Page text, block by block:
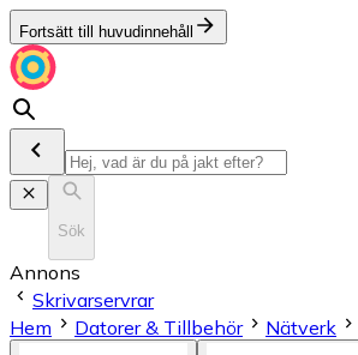
Fortsätt till huvudinnehåll
Sök
Annons
Skrivarservrar
Hem
Datorer & Tillbehör Nätverk